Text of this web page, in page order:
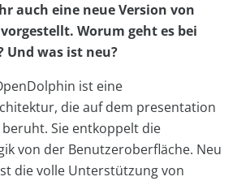
auch eine neue Version von
Worum geht es bei
Und was ist neu?
ist eine
die auf dem presentation
Sie entkoppelt die
von der Benutzeroberfläche. Neu
die volle Unterstützung von